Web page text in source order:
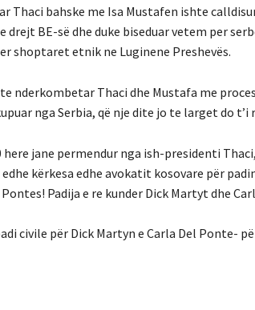
Thaci bahske me Isa Mustafen ishte
drejt BE-së dhe duke biseduar vetem per
shoptaret etnik ne Luginene Preshevës.
nderkombetar Thaci dhe Mustafa me
nga Serbia, që nje dite jo te larget do t’i
here jane permendur nga ish-presidenti
kërkesa edhe avokatit kosovare për
Padija e re kunder Dick Martyt dhe